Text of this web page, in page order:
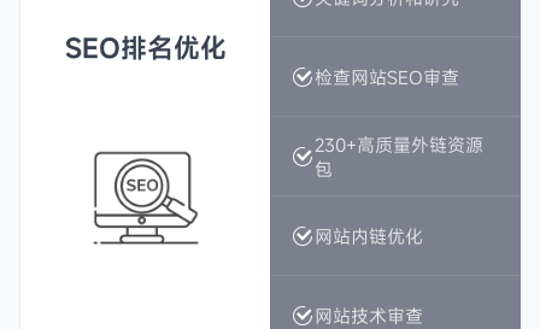
SEO排名优化
检查网站SEO审查
230+高质量外链资源
包
网站内链优化
网站技术审查
检查网站SEO审查
230+高质量外链资源
包
网站内链优化
网站技术审查